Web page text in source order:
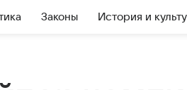
Законы История и